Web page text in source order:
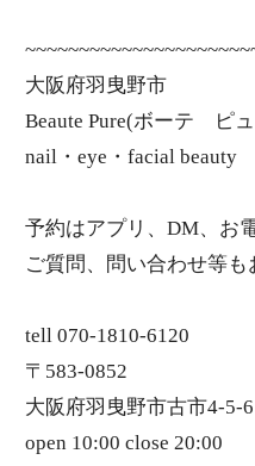
大阪府羽曳野市
Beaute Pure(ボーテ ピュ
nail・eye・facial beauty
予約はアプリ、DM、お
ご質問、問い合わせ等
tell 070-1810-6120
〒583-0852
大阪府羽曳野市古市4-5-6
open 10:00 close 20:00